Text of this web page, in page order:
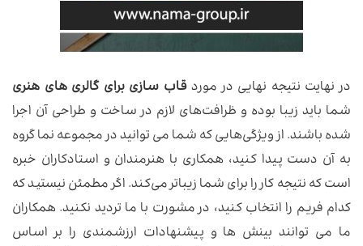
در نهایت نتیجه نهایی در موردقاب سازی برای گالری های هنری
شما باید زیبا بوده و ظرافت‌های لازم در ساخت و طراحی آن اجرا
شده باشند. از ویژگی‌هایی که شما می توانید در مجموعه نما گروه
به آن دست پیدا کنید، همکاری با هنرمندان و استادکاران خبره
است که نتیجه کار را برای شما زیباتر می‌کند. اگر مطمئن نیستید که
کدام فریم را انتخاب کنید، در مشورت با ما تردید نکنید. همکاران
ما می توانند بینش ها و پیشنهادات ارزشمندی را بر اساس